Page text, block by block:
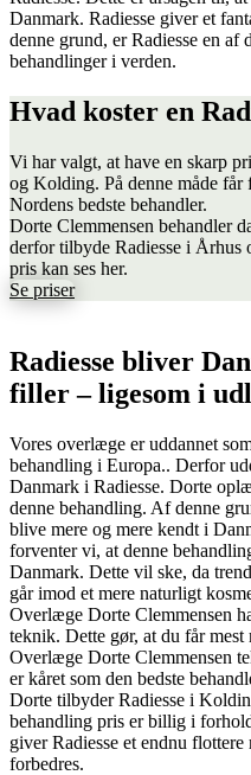
Danmark. Radiesse giver et
denne grund, er Radiesse en af
behandlinger i verden.
Hvad koster en
Vi har valgt, at have en skarp
og Kolding. På denne måde
Nordens bedste behandler.
Dorte Clemmensen behandler
derfor tilbyde Radiesse i Århus
pris kan ses her.
Se priser
Radiesse bliver
filler – ligesom i
Vores overlæge er uddannet
behandling i Europa.. Derfor
Danmark i Radiesse. Dorte
denne behandling. Af denne
blive mere og mere kendt i
forventer vi, at denne
Danmark. Dette vil ske, da
går imod et mere naturligt
Overlæge Dorte Clemmensen
teknik. Dette gør, at du får
Overlæge Dorte Clemmensen
er kåret som den bedste
Dorte tilbyder Radiesse i
behandling pris er billig i
giver Radiesse et endnu
forbedres.